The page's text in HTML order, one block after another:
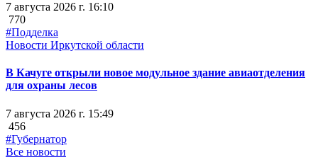
7 августа 2026 г. 16:10
770
#Подделка
Новости Иркутской области
В Качуге открыли новое модульное здание авиаотделения
для охраны лесов
7 августа 2026 г. 15:49
456
#Губернатор
Все новости